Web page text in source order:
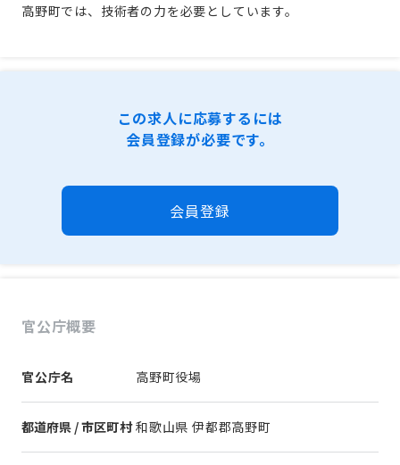
高野町では、技術者の力を必要としています。
この求人に応募するには
会員登録が必要です。
会員登録
官公庁概要
官公庁名 高野町役場
都道府県 / 市区町村 和歌山県 伊都郡高野町